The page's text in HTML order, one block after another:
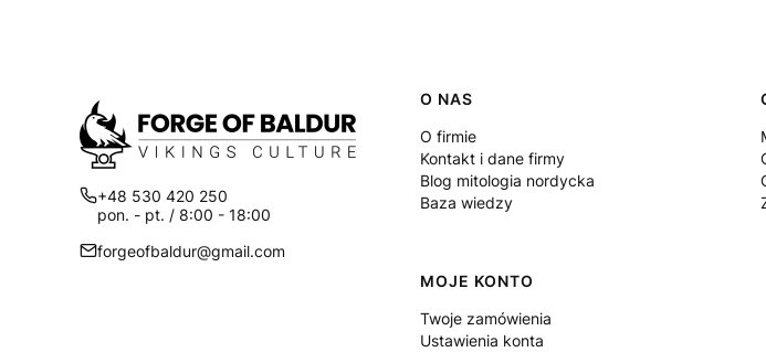
+48 530 420 250
pon. - pt. / 8:00 - 18:00
forgeofbaldur@gmail.com
Linki w stopce
O NAS
O firmie
Kontakt i dane firmy
Blog mitologia nordycka
Baza wiedzy
MOJE KONTO
Twoje zamówienia
Ustawienia konta